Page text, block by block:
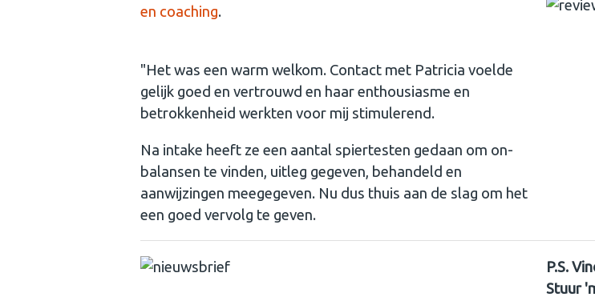
en coaching.
"Het was een warm welkom. Contact met Patricia voelde
gelijk goed en vertrouwd en haar enthousiasme en
betrokkenheid werkten voor mij stimulerend.
Na intake heeft ze een aantal spiertesten gedaan om on-
balansen te vinden, uitleg gegeven, behandeld en
aanwijzingen meegegeven. Nu dus thuis aan de slag om het
een goed vervolg te geven.
P.S.
Stuur